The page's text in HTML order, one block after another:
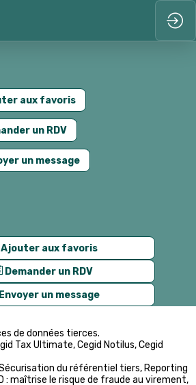
aux favoris
un RDV
un message
Ajouter aux favoris
Demander un RDV
Envoyer un message
de données tierces.
Tax Ultimate, Cegid Notilus, Cegid
Sécurisation du référentiel tiers, Reporting
: maîtrise le risque de fraude au virement,